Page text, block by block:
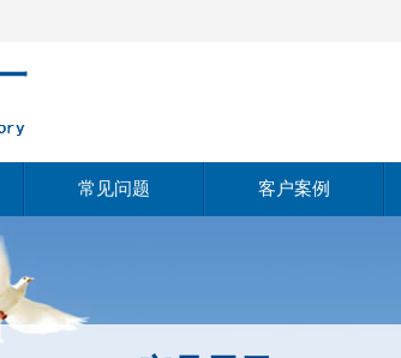
常见问题 客户案例